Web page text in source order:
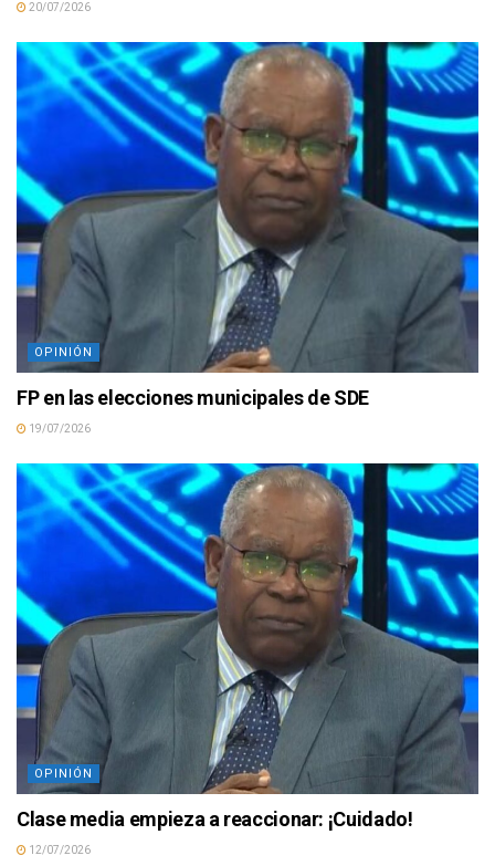
20/07/2026
OPINIÓN
FP en las elecciones municipales de SDE
19/07/2026
OPINIÓN
Clase media empieza a reaccionar: ¡Cuidado!
12/07/2026